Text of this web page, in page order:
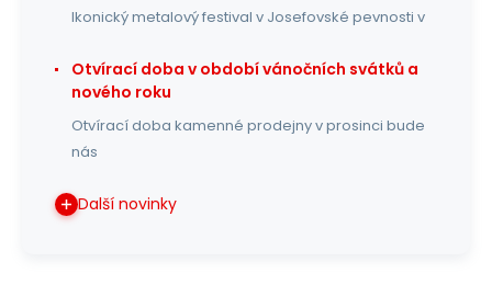
Ikonický metalový festival v Josefovské pevnosti v
Otvírací doba v období vánočních svátků a
nového roku
Otvírací doba kamenné prodejny v prosinci bude
nás
Další novinky